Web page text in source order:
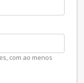
com ao menos